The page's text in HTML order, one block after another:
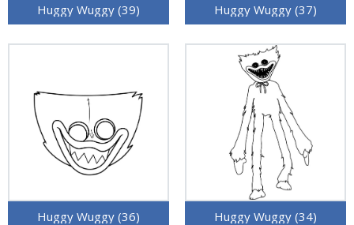
Huggy Wuggy (39) Huggy Wuggy (37)
Huggy Wuggy (36) Huggy Wuggy (34)